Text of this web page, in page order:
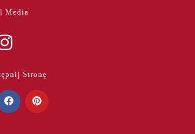
Media
in
Stronę